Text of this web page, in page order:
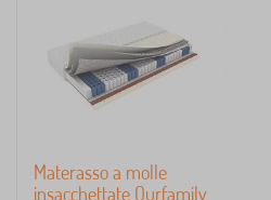
Materasso a molle
insacchettate Ourfamily